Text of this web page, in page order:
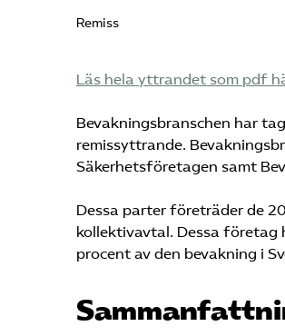
Remiss
Läs hela yttrandet som pdf
Bevakningsbranschen har
remissyttrande.
Säkerhetsföretagen samt
Dessa parter företräder de
kollektivavtal. Dessa företag
procent av den bevakning i